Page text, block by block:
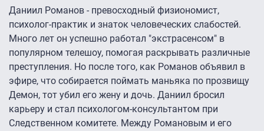
Даниил Романов - превосходный физиономист,
психолог-практик и знаток человеческих слабостей.
Много лет он успешно работал "экстрасенсом" в
популярном телешоу, помогая раскрывать различные
преступления. Но после того, как Романов объявил в
эфире, что собирается поймать маньяка по прозвищу
Демон, тот убил его жену и дочь. Даниил бросил
карьеру и стал психологом-консультантом при
Следственном комитете. Между Романовым и его